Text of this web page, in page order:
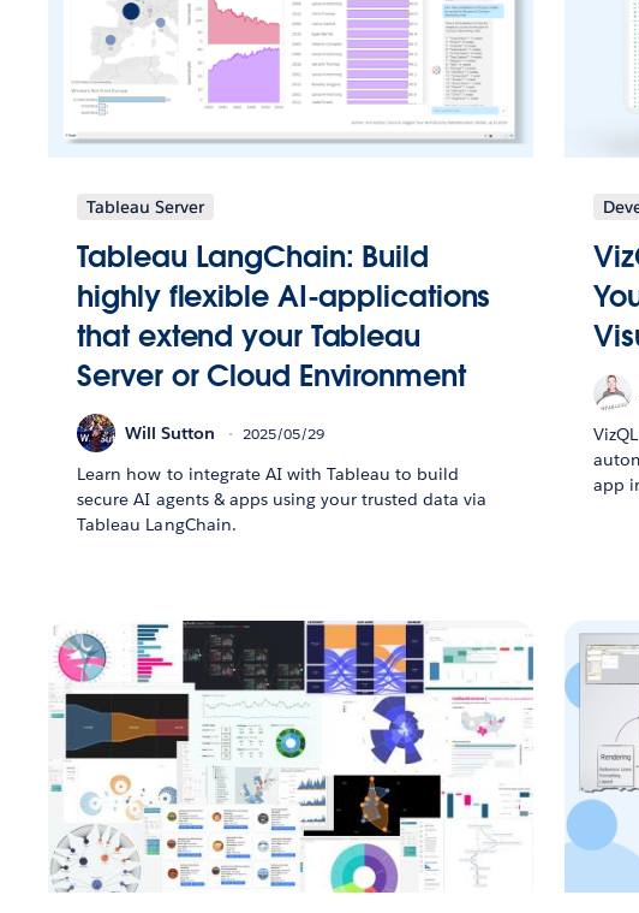
Tableau Server
Tableau LangChain: Build
highly flexible AI-applications
that extend your Tableau
Server or Cloud Environment
Will Sutton 2025/05/29
Learn how to integrate AI with Tableau to build
secure AI agents & apps using your trusted data via
Tableau LangChain.
app